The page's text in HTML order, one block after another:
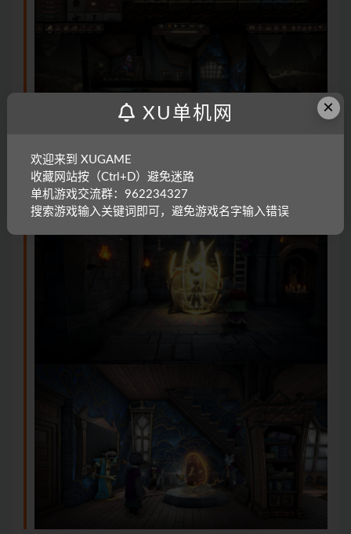
×
XU单机网
欢迎来到 XUGAME
收藏网站按（Ctrl+D）避免迷路
单机游戏交流群：962234327
搜索游戏输入关键词即可，避免游戏名字输入错误